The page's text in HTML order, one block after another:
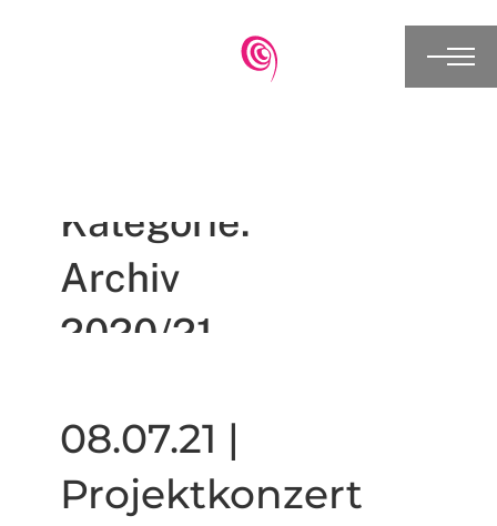
Kategorie:
Archiv
2020/21
08.07.21 |
Projektkonzert